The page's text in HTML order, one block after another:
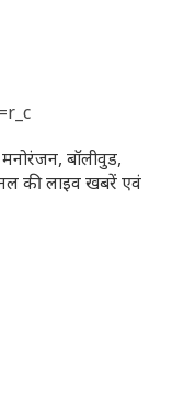
बॉलीवुड,
की लाइव खबरें एवं